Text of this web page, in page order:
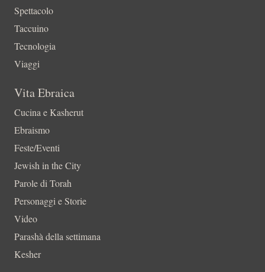
Spettacolo
Taccuino
Tecnologia
Viaggi
Vita Ebraica
Cucina e Kasherut
Ebraismo
Feste/Eventi
Jewish in the City
Parole di Torah
Personaggi e Storie
Video
Parashà della settimana
Kesher